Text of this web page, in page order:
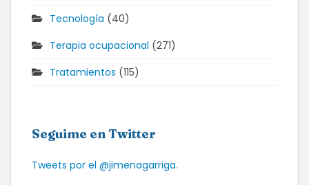
Tecnología (40)
Terapia ocupacional (271)
Tratamientos (115)
Seguime en Twitter
Tweets por el @jimenagarriga.